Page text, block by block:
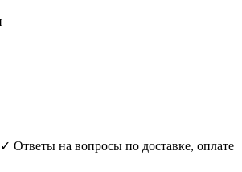
✓ Ответы на вопросы по доставке, оплате